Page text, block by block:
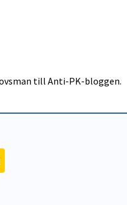
till Anti-PK-bloggen.